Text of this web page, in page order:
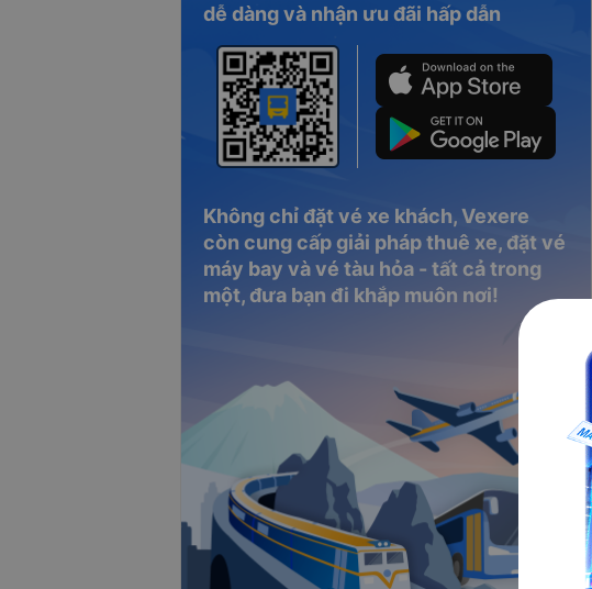
dễ dàng và nhận ưu đãi hấp dẫn
Không chỉ đặt vé xe khách, Vexere
còn cung cấp giải pháp thuê xe, đặt vé
máy bay và vé tàu hỏa - tất cả trong
một, đưa bạn đi khắp muôn nơi!